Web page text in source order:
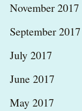
November 2017
September 2017
July 2017
June 2017
May 2017